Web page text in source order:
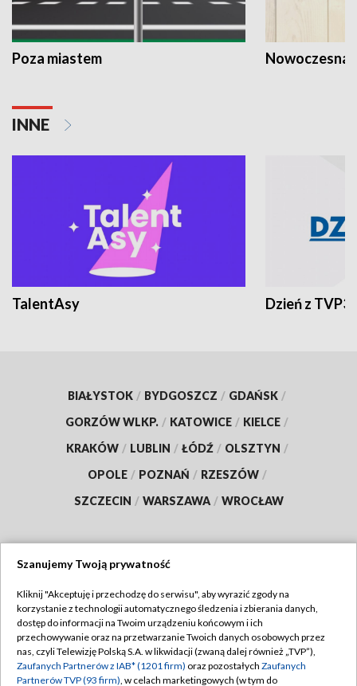
Poza miastem Nowoczesna
INNE
TalentAsy Dzień z TVP3
BIAŁYSTOK / BYDGOSZCZ / GDAŃSK /
GORZÓW WLKP. / KATOWICE / KIELCE /
KRAKÓW / LUBLIN / ŁÓDŹ / OLSZTYN /
OPOLE / POZNAŃ / RZESZÓW /
SZCZECIN / WARSZAWA / WROCŁAW
TVP
Abonament TVP
Emisja w TVP
Regulamin TVP
Polityka prywatności
Szanujemy Twoją prywatność
Kliknij "Akceptuję i przechodzę do serwisu", aby wyrazić zgody na
korzystanie z technologii automatycznego śledzenia i zbierania danych,
dostęp do informacji na Twoim urządzeniu końcowym i ich
przechowywanie oraz na przetwarzanie Twoich danych osobowych przez
nas, czyli Telewizję Polską S.A. w likwidacji (zwaną dalej również „TVP”),
Zaufanych Partnerów z IAB* (1201 firm) oraz pozostałych Zaufanych
Partnerów TVP (93 firm), w celach marketingowych (w tym do